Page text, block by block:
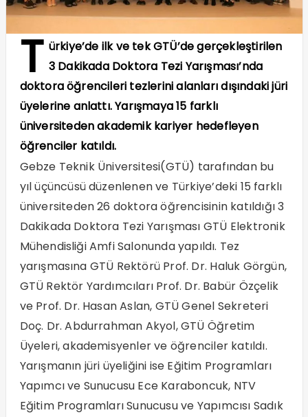
T ürkiye’de ilk ve tek GTÜ’de gerçekleştirilen
3 Dakikada Doktora Tezi Yarışması’nda
doktora öğrencileri tezlerini alanları dışındaki jüri
üyelerine anlattı. Yarışmaya 15 farklı
üniversiteden akademik kariyer hedefleyen
öğrenciler katıldı.
Gebze Teknik Üniversitesi(GTÜ) tarafından bu
yıl üçüncüsü düzenlenen ve Türkiye’deki 15 farklı
üniversiteden 26 doktora öğrencisinin katıldığı 3
Dakikada Doktora Tezi Yarışması GTÜ Elektronik
Mühendisliği Amfi Salonunda yapıldı. Tez
yarışmasına GTÜ Rektörü Prof. Dr. Haluk Görgün,
GTÜ Rektör Yardımcıları Prof. Dr. Babür Özçelik
ve Prof. Dr. Hasan Aslan, GTÜ Genel Sekreteri
Doç. Dr. Abdurrahman Akyol, GTÜ Öğretim
Üyeleri, akademisyenler ve öğrenciler katıldı.
Yarışmanın jüri üyeliğini ise Eğitim Programları
Yapımcı ve Sunucusu Ece Karaboncuk, NTV
Eğitim Programları Sunucusu ve Yapımcısı Sadık